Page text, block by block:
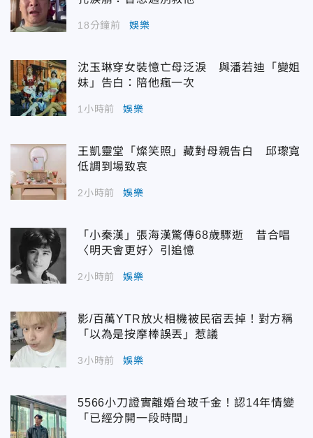
18分鐘前 娛樂
沈玉琳穿女裝憶亡母泛淚 與潘若迪「變姐
妹」告白：陪他瘋一次
1小時前 娛樂
王凱靈堂「燦笑照」藏對母親告白 邱瓈寬
低調到場致哀
2小時前 娛樂
「小秦漢」張海漢驚傳68歲驟逝 昔合唱
〈明天會更好〉引追憶
2小時前 娛樂
影/百萬YTR放火相機被民宿丟掉！對方稱
「以為是按摩棒誤丟」惹議
3小時前 娛樂
5566小刀證實離婚台玻千金！認14年情變
「已經分開一段時間」